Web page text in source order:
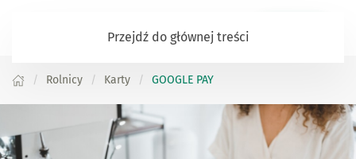
Przejdź do głównej treści
Rolnicy Karty GOOGLE PAY